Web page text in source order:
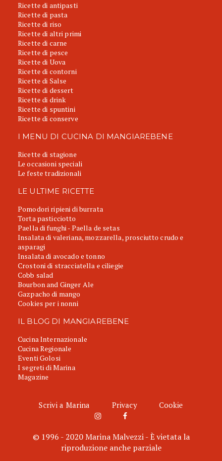
Ricette di antipasti
Ricette di pasta
Ricette di riso
Ricette di altri primi
Ricette di carne
Ricette di pesce
Ricette di Uova
Ricette di contorni
Ricette di Salse
Ricette di dessert
Ricette di drink
Ricette di spuntini
Ricette di conserve
I MENU DI CUCINA DI MANGIAREBENE
Ricette di stagione
Le occasioni speciali
Le feste tradizionali
LE ULTIME RICETTE
Pomodori ripieni di burrata
Torta pasticciotto
Paella di funghi - Paella de setas
Insalata di valeriana, mozzarella, prosciutto crudo e
asparagi
Insalata di avocado e tonno
Crostoni di stracciatella e ciliegie
Cobb salad
Bourbon and Ginger Ale
Gazpacho di mango
Cookies per i nonni
IL BLOG DI MANGIAREBENE
Cucina Internazionale
Cucina Regionale
Eventi Golosi
I segreti di Marina
Magazine
Scrivi a Marina Privacy Cookie
© 1996 - 2020 Marina Malvezzi - È vietata la
riproduzione anche parziale